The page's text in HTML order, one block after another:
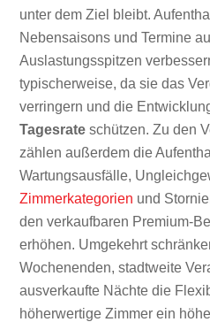
unter dem Ziel bleibt.
Nebensaisons und Termine
Auslastungsspitzen
typischerweise, da sie das
verringern und die
Tagesrate schützen. Zu den
zählen außerdem die
Wartungsausfälle,
Zimmerkategorien und
den verkaufbaren Premium-
erhöhen. Umgekehrt
Wochenenden, stadtweite
ausverkaufte Nächte die
höherwertige Zimmer ein